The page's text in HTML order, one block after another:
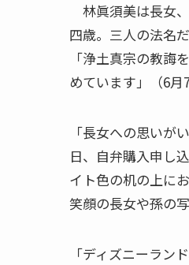
林眞須美は長女
四歳。三人の法名だ
「浄土真宗の教誨
めています」（6月7
「長女への思いが
日、自弁購入申し
イト色の机の上に
笑顔の長女や孫の
「ディズニーラン